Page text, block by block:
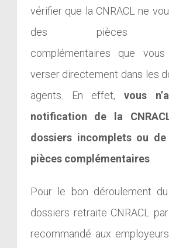
vérifier que la CNRACL ne
des pièces
complémentaires que
verser directement dans les
agents. En effet, vous
notification de la
dossiers incomplets ou
pièces complémentaires.
Pour le bon déroulement
dossiers retraite CNRACL
recommandé aux